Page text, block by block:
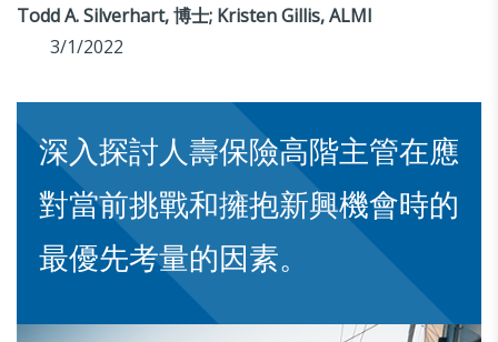
Todd A. Silverhart, 博士; Kristen Gillis, ALMI
3/1/2022
深入探討人壽保險高階主管在應
對當前挑戰和擁抱新興機會時的
最優先考量的因素。